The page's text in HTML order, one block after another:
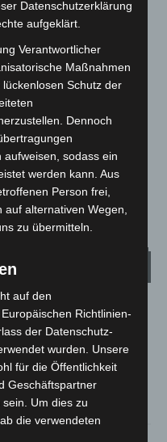
der Begegnung“ in
21 neue
starten beim Roten
°C 20 °
17.7 °
Datenschutzerklärung
aufgeklärt.
Verantwortlicher
Maßnahmen
Schutz der
Dennoch
sodass ein
werden kann. Aus
Person frei,
alternativen Wegen,
zu übermitteln.
auf den
Richtlinien-
der Datenschutz-
wurden. Unsere
für die Öffentlichkeit
Geschäftspartner
Um dies zu
die verwendeten